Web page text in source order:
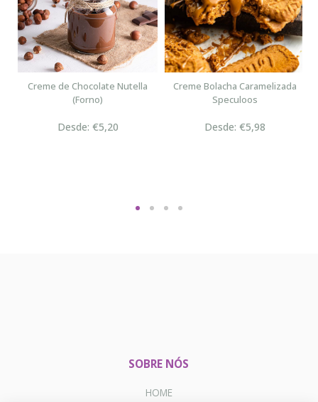
Creme de Chocolate Nutella
(Forno)
Desde: €5,20
Creme Bolacha Caramelizada
Speculoos
Desde: €5,98
SOBRE NÓS
HOME